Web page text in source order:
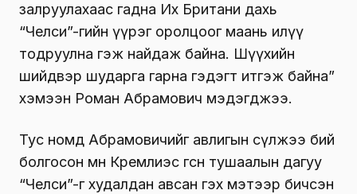
залруулахаас гадна Их Британи дахь
“Челси”-гийн үүрэг оролцоог маань илүү
тодруулна гэж найдаж байна. Шүүхийн
шийдвэр шударга гарна гэдэгт итгэж байна”
хэмээн Роман Абрамович мэдэгджээ.
Тус номд Абрамовичийг авлигын сүлжээ бий
болгосон мөн Кремлиэс өгсөн тушаалын дагуу
“Челси”-г худалдан авсан гэх мэтээр бичсэн